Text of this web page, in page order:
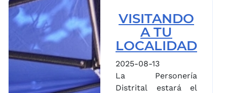
VISITANDO
A TU
LOCALIDAD
2025-08-13
La Personería
Distrital estará el